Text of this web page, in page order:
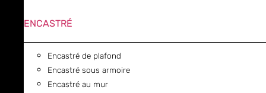
ENCASTRÉ
Encastré de plafond
Encastré sous armoire
Encastré au mur